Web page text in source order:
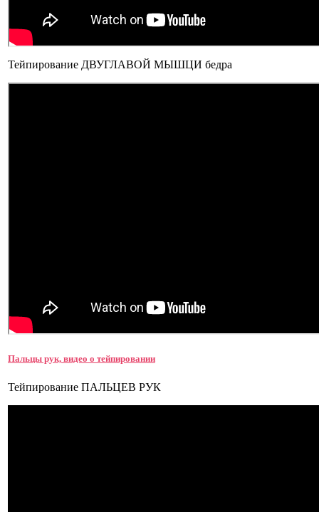
Тейпирование ДВУГЛАВОЙ МЫШЦИ бедра
Пальцы рук, видео о тейпировании
Тейпирование ПАЛЬЦЕВ РУК